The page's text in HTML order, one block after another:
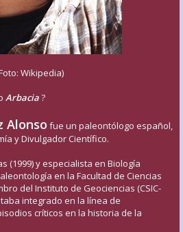
Wikipedia)
Arbacia?
Alonso fue un paleontólogo español,
y Divulgador Científico.
(1999) y especialista en Biología
en la Facultad de Ciencias
del Instituto de Geociencias (CSIC-
integrado en la línea de
críticos en la historia de la